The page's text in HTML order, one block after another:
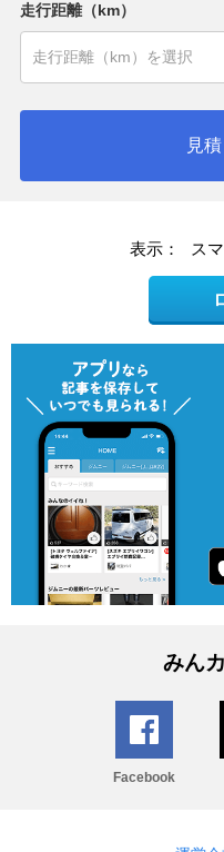
走行距離（km）
見
表示： ス
みん
Facebook